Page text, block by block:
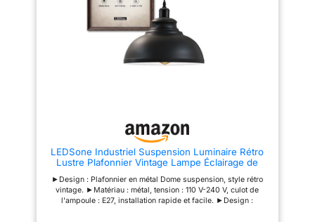
décoration pour votre maison.
Lampe suspension de la cage
industrielle Vintage is a
décoration à la maison élégante
et belle. Parfait pour salon,
LEDSone Industriel Suspension Luminaire Rétro
Lustre Plafonnier Vintage Lampe Éclairage de
Chambre Cuisine Bar Couloir (Blanc) (Noir)
►Design : Plafonnier en métal Dome suspension, style rétro
vintage. ►Matériau : métal, tension : 110 V-240 V, culot de
l'ampoule : E27, installation rapide et facile. ►Design :